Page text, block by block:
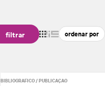
filtrar
BIBLIOGRÁFICO / PUBLICAÇÃO